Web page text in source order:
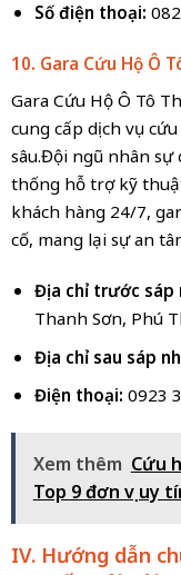
Số điện thoại:
10. Gara Cứu Hộ Ô
Gara Cứu Hộ Ô Tô
cung cấp dịch vụ
sâu.Đội ngũ nhân
thống hỗ trợ kỹ
khách hàng 24/7,
cố, mang lại sự an
Địa chỉ trước sáp
Thanh Sơn, Phú
Địa chỉ sau sáp
Điện thoại: 0923
Xem thêm Cứu
Top 9 đơn vị uy
IV. Hướng dẫn